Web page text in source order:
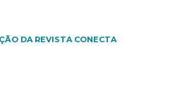
DA REVISTA CONECTA